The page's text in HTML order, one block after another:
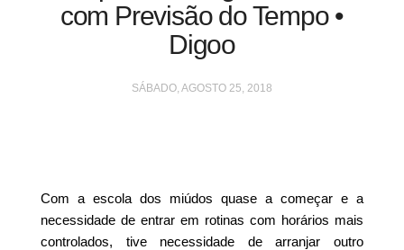
com Previsão do Tempo •
Digoo
SÁBADO, AGOSTO 25, 2018
Com a escola dos miúdos quase a começar e a
necessidade de entrar em rotinas com horários mais
controlados, tive necessidade de arranjar outro